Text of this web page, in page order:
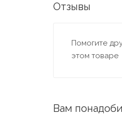
Отзывы
Помогите
этом товаре
Вам